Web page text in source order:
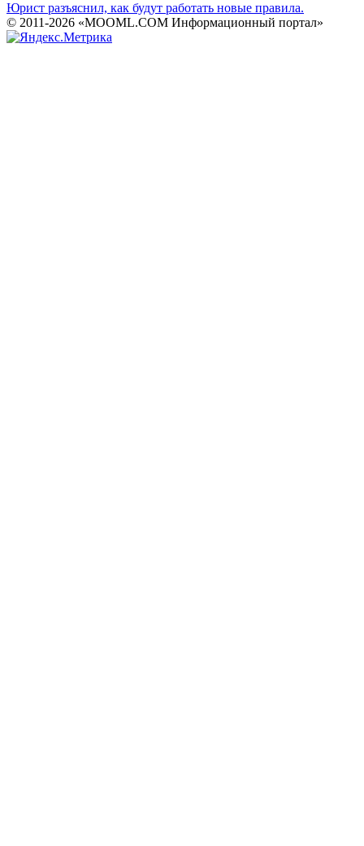
Юрист разъяснил, как будут работать новые правила.
© 2011-2026 «MOOML.COM Информационный портал»